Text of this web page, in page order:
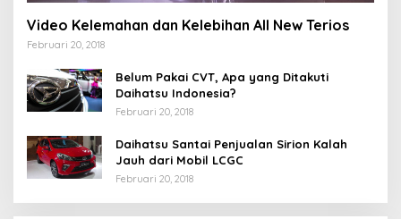
Video Kelemahan dan Kelebihan All New Terios
Februari 20, 2018
Belum Pakai CVT, Apa yang Ditakuti
Daihatsu Indonesia?
Februari 20, 2018
Daihatsu Santai Penjualan Sirion Kalah
Jauh dari Mobil LCGC
Februari 20, 2018